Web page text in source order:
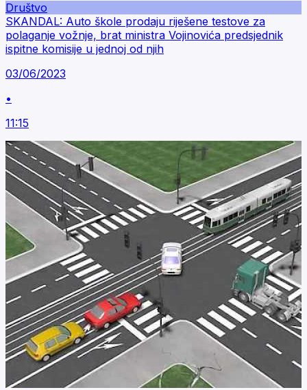
Društvo
SKANDAL: Auto škole prodaju riješene testove za
polaganje vožnje, brat ministra Vojinovića predsjednik
ispitne komisije u jednoj od njih
03/06/2023
•
11:15